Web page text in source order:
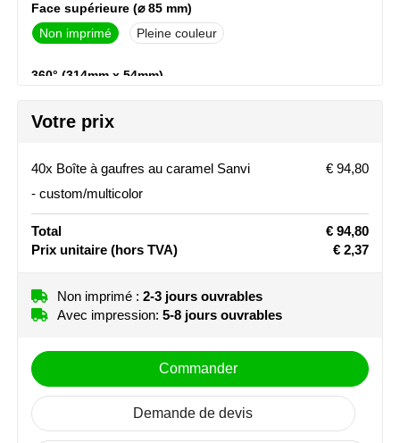
Sophie Muval
Stanley
Swiss Peak
TACX
Victorinox
Vinga
Waterman
Face supérieure (⌀ 85 mm)
Non imprimé
Pleine couleur
360° (314mm x 54mm)
Votre prix
40x Boîte à gaufres au caramel Sanvi
- custom/multicolor
€ 94,80
Total
€ 94,80
Prix unitaire (hors TVA) € 2,37
Non imprimé : 2-3 jours ouvrables
Avec impression: 5-8 jours ouvrables
Commander
Demande de devis